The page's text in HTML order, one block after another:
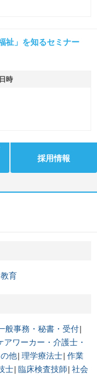
祉」を知るセミナー
時
採用情報
教育
般事務・秘書・受付
アワーカー・介護士・
他 理学療法士 作業
士 臨床検査技師 社会